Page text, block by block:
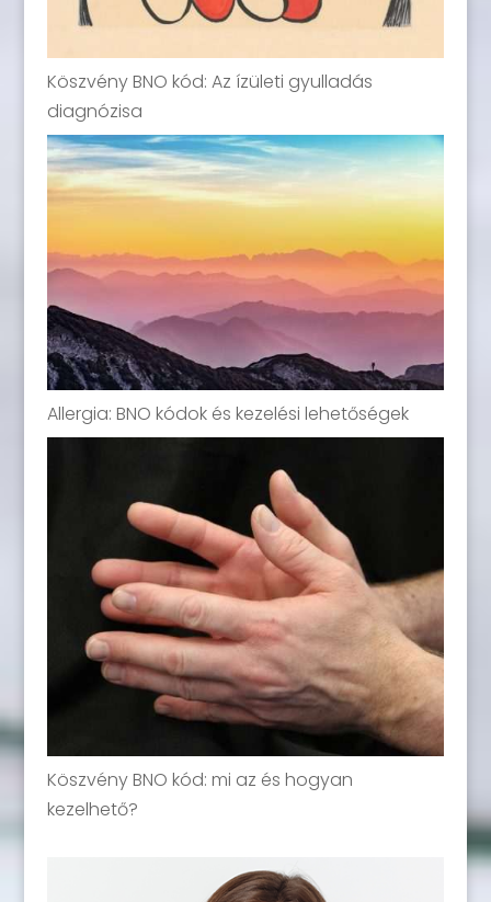
Köszvény BNO kód: Az ízületi gyulladás
diagnózisa
Allergia: BNO kódok és kezelési lehetőségek
Köszvény BNO kód: mi az és hogyan
kezelhető?